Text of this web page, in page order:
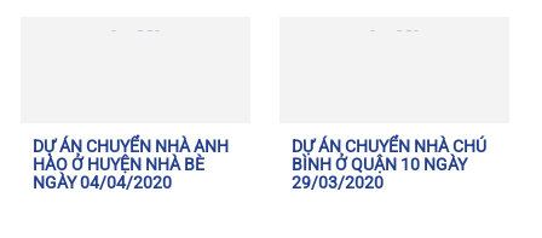
DỰ ÁN CHUYỂN NHÀ ANH
HÀO Ở HUYỆN NHÀ BÈ
NGÀY 04/04/2020
DỰ ÁN CHUYỂN NHÀ CHÚ
BÌNH Ở QUẬN 10 NGÀY
29/03/2020